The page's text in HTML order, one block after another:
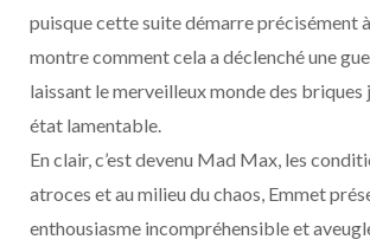
puisque cette suite démarre précisément
montre comment cela a déclenché une
laissant le merveilleux monde des briques
état lamentable.
En clair, c’est devenu Mad Max, les
atroces et au milieu du chaos, Emmet
enthousiasme incompréhensible et